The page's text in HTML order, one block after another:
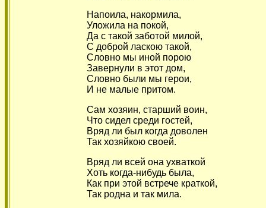
Напоила, накормила,
Уложила на покой,
Да с такой заботой милой,
С доброй ласкою такой,
Словно мы иной порою
Завернули в этот дом,
Словно были мы герои,
И не малые притом.
Сам хозяин, старший воин,
Что сидел среди гостей,
Вряд ли был когда доволен
Так хозяйкою своей.
Вряд ли всей она ухваткой
Хоть когда-нибудь была,
Как при этой встрече краткой,
Так родна и так мила.